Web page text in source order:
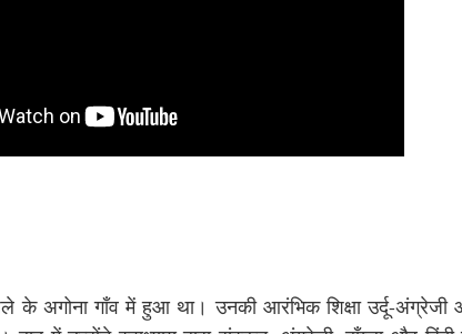
के अगोना गाँव में हुआ था। उनकी आरंभिक शिक्षा उर्दू-अंग्रेजी